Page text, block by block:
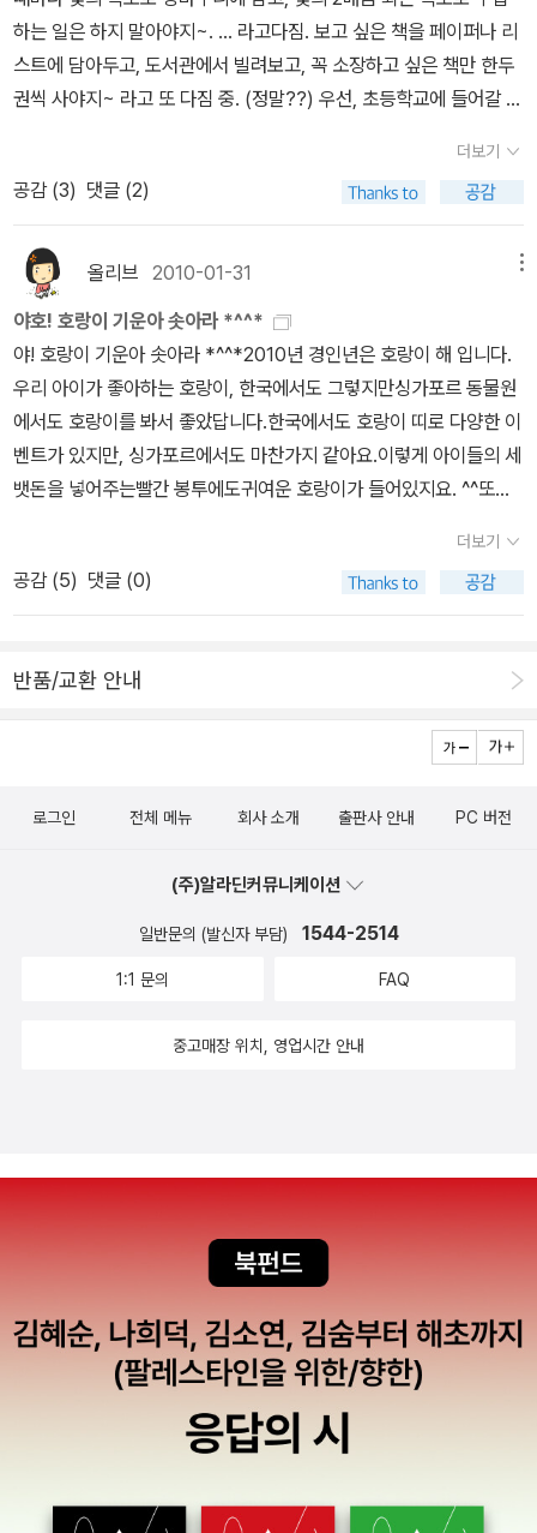
로 하지 않으니 남는 것이 별로 없는 것 같다는 생각이 든다는 이야기
를 주고 받았다. 돌아가면서 모임 후기를 카페에 정리해 보기로, 내년
도 계획도 미리 잡아 두었다. 내년에는 '씨앗 동아리'(혁신학교와 함께
동아리 지원이 이루어지고 있단다.) 신청도 해 보자는 말씀이 있으셨
다. 연구회를 꼭 한 번 해 보라는 주위 추천도 있었지만... 세상에 공짜
가 없는 법이라, 지원 받은 돈을 쓰고, 보고서를 제출하고... 하는 일이
는데, 우리 모임의 이야기가 너무 넘쳐서 아깝기는 참 아깝다는 생각
이 들었다. 어제 모임 이야기 정리 해 본다. 우리 학교 책모임 선생님
들께 과제로 드린 것이 교과 지도를 하시면서 책을 활용해 보라는 것
이었다. 나는 미술 수업의 문자도를 지도하면서 이 책을 활용해 보았
다. 사회 시간에 '효'에 관한 문자도를 배운 적이 있는데, 그 이야기를
하면서 이 책에 나온 문자도처럼 우리도 한 글자씩을 맡아서 글자 구
성을 해 보자고 했다. 내가 선택한 글자는 우리 학교 책둥이 통장의 아
래쪽 독서 명언 자리에 있는 글귀다. 이제 아이들 입에 달라붙어 있는
웠다. 사회 시간에 우리가 배우고 있는 부분이 국권을 상실하는
부분이다. 그 즈음 우리 나라에는 전기와 전화와 전차가 들어왔다. 전
차가 무엇인지 이야기 해 주면서 이 책을 읽어주면 좋겠다는 생각이
그림 작가가 새롭게 탄생시킨 엄마 손 잡고 집으로 돌아가는 꼬마 아
구나 생각을 했었는데...학교에 가니 내가 어떤 책을 생각했는지 도통
함께 사회 공부하면서 이 책을 읽어주셨다고 이야기 하시는 것을 듣
이 책을 읽어주었을 때 아이들이 질문이 많아질 것 같은데, 어떻게 답
야흐로 학예회 시즌~ 정신없이 보내느라 아이들과 책을 읽지 못하셨
셨다. 항상 낙엽을 주워서 낙엽에 시쓰기, 자기에게 편지쓰기를 하셨
했던 기억이 있다고 하셨다. 두꺼운 한지에 커피나 치자로 물을 들인
후, 아이들과 작품을 만들어 보는 것도 참 좋았다고 다른 분이 덧붙여
주셨다. 내가 이번에 읽었던 가을과 관련된 책, 그림이 너무 예뻐서 소
개해 드렸다. 얼마 전 우리의 마음을 빼앗았던 <<우리는 학교에 가
요>>의 작가가 지은 다른 책을 이번에 소개 받았다. <<문을 열어!>>
를 읽어주시는 것을 들었고, 한 권 가지고 있으면 좋을 아이템이라는
해 보았다. 이 책과 연관 지어서 활동을 해 보면 정말 재미있겠다
하는 일은 하지 말아야지~. ... 라고다짐. 보고 싶은 책을 페이퍼나 리
스트에 담아두고, 도서관에서 빌려보고, 꼭 소장하고 싶은 책만 한두
권씩 사야지~ 라고 또 다짐 중. (정말??) 우선, 초등학교에 들어갈 둘
e Art Lesson>>의 번역본이다.' .... 그래서, 토미는 그리고, 그리고,
또 그리고, 지금까지 그리고있대. 바로이 책을쓰고 그린선생님이 된
거지.'라며얼렁뚱땅 우리말로 읽어주었더니, 딸애의 말이 '정말 좋겠
다. 나도 그렇게 되고 싶은데..'란다.엄마의 얼렁뚱땅 우리말 번역 말
고, 번역가가 제대로 번역한 우리말 책을 읽어줘야겠다.동시와 그림
을 동시에 즐길 수 있을 것 같은 책, <<동시야 놀자! 그림아 놀자!>>.
<<그 속에서 놀던 때가 그립습니다>>와 좋은 짝이 될 것 같다.책을
보고 아이가 동시를 짓는 걸 바라는 건 지나친 욕심일 듯하고, 그저재
잘재잘 동시를 읊조리기만 해도 즐겁지 않을까? ^^샤갈전에서 오디
오가이드를 귀에 꽂고(뭘 알아들은 건지는 모르겠으나 처음부터 끝까
지 귀에 꽂고는 그림 앞에서 열심히 들었다;;) 그림을 본 둘째. <<내
가 처음 만난 화가 샤갈>>을 재미있게 볼 것 같다.집에 있는어린이용
미술 전집중에는 샤갈이 없다. 어찌 이런... ?보는 김에 다른 화가의
신경 쓰였는데, 이 참에 전래동화들을 찾아서 읽어볼까나~.우선 재미
<<케이블카 메이벨 이야기>>라는 새 책이 나왔단다.노란색 표지에
작가 특유의 구불구불, 아기자기한 그림들을담고.표지의 저 노란 색
을 보니 내가 다니던 초등학교의체육복(여자아이들은병아리색 같은
떠오르면서 ... 초등학교 1학년이 되는 아이들에게 딱 어울리는 색깔
있게 읽고 있는데, 이 두 책이 좋은 짝이 되겠다. ^^* 오늘은 여기까
더보기
공감 (3) 댓글 (2)
올리브 2010-01-31
야호! 호랑이 기운아 솟아라 *^^*
야! 호랑이 기운아 솟아라 *^^*2010년 경인년은 호랑이 해 입니다.
우리 아이가 좋아하는 호랑이, 한국에서도 그렇지만싱가포르 동물원
에서도 호랑이를 봐서 좋았답니다.한국에서도 호랑이 띠로 다양한 이
벤트가 있지만, 싱가포르에서도 마찬가지 같아요.이렇게 아이들의 세
뱃돈을 넣어주는빨간 봉투에도귀여운 호랑이가 들어있지요. ^^또한
이가 주인공으로 나오는 재미있는 책들도 찾아서 실컷 읽고 싶어요.
우리 아이가 어릴 때부터 읽은 책들이랑 앞으로 읽고 싶은 책들을 모
아보렵니다. 호랑이가 나오는 책을 찾다가 발견한 멋진 시리즈 책들
류해놓은 것도 마음에 쏙 들고, 물새와 바다생물들 또 우리 아이가 제
일 좋아하는 곤충 책 역시 다 구입하고 싶다.안 알려진 호랑이 이야기
세트 - 전5권 재미있을 것 같은 책이다. [호랑이 그림도감] 생생한 호
말 좋은 책이다.방방곡곡 구석구석 옛이야기 세트 - 전10권 우와, 정
더보기
공감 (5) 댓글 (0)
반품/교환 안내
로그인 전체 메뉴 회사 소개 출판사 안내 PC 버전
(주)알라딘커뮤니케이션
일반문의 (발신자 부담) 1544-2514
1:1 문의 FAQ
중고매장 위치, 영업시간 안내